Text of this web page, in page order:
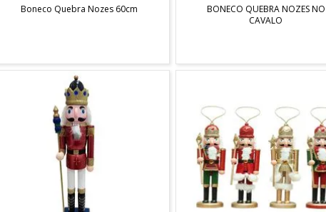
Boneco Quebra Nozes 60cm
BONECO QUEBRA NOZES NO
CAVALO